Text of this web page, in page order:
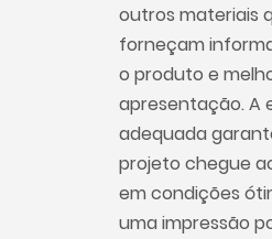
outros materiais
forneçam
o produto e
apresentação. A
adequada
projeto chegue
em condições
uma impressão